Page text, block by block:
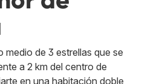
medio de 3 estrellas que se
a 2 km del centro de
en una habitación doble